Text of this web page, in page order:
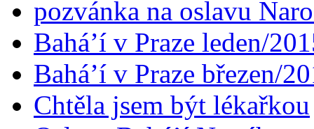
pozvánka na oslavu
Bahá’í v Praze leden/
Bahá’í v Praze březen/
Chtěla jsem být lékařkou